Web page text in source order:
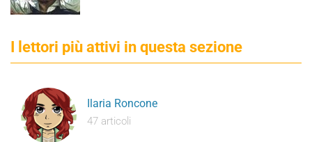
I lettori più attivi in questa sezione
Ilaria Roncone
47 articoli